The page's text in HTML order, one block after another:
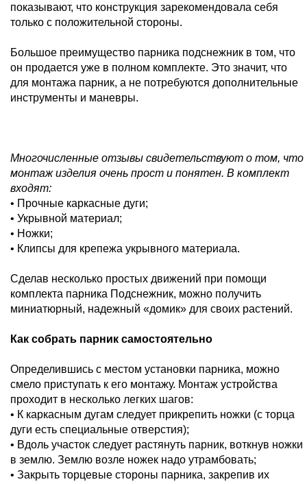
показывают, что конструкция зарекомендовала себя
только с положительной стороны.
Большое преимущество парника подснежник в том, что
он продается уже в полном комплекте. Это значит, что
для монтажа парник, а не потребуются дополнительные
инструменты и маневры.
Многочисленные отзывы свидетельствуют о том, что
монтаж изделия очень прост и понятен. В комплект
входят:
• Прочные каркасные дуги;
• Укрывной материал;
• Ножки;
• Клипсы для крепежа укрывного материала.
Сделав несколько простых движений при помощи
комплекта парника Подснежник, можно получить
миниатюрный, надежный «домик» для своих растений.
Как собрать парник самостоятельно
Определившись с местом установки парника, можно
смело приступать к его монтажу. Монтаж устройства
проходит в несколько легких шагов:
• К каркасным дугам следует прикрепить ножки (с торца
дуги есть специальные отверстия);
• Вдоль участок следует растянуть парник, воткнув ножки
в землю. Землю возле ножек надо утрамбовать;
• Закрыть торцевые стороны парника, закрепив их